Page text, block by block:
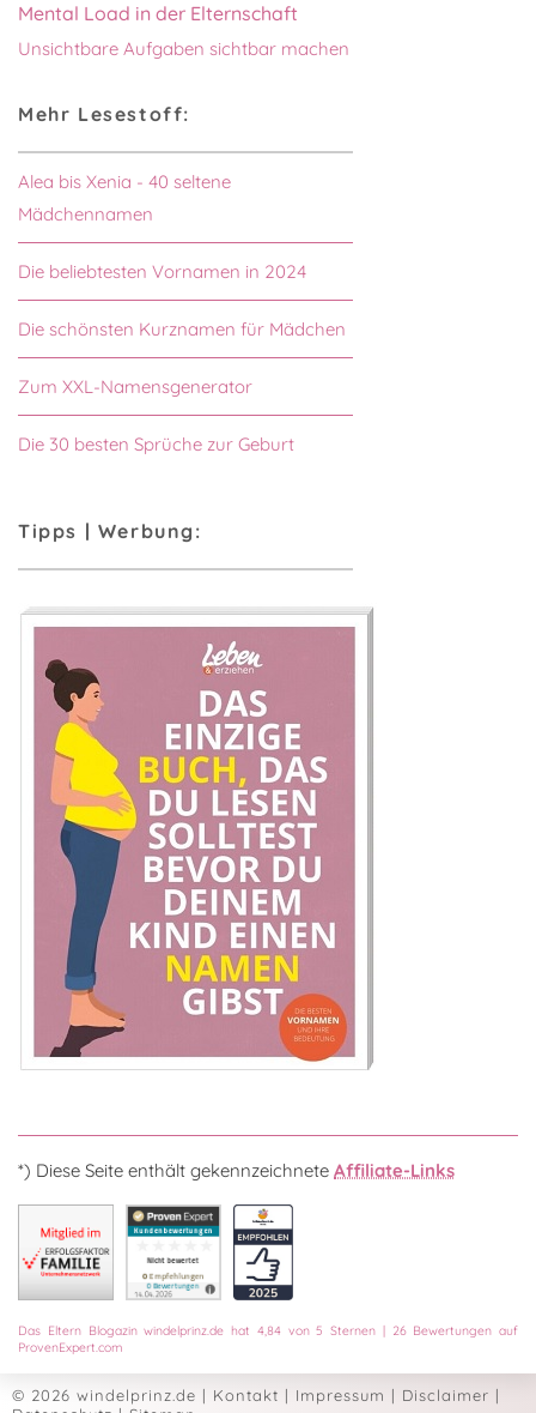
Mental Load in der Elternschaft
Unsichtbare Aufgaben sichtbar machen
Mehr Lesestoff:
Alea bis Xenia - 40 seltene
Mädchennamen
Die beliebtesten Vornamen in 2024
Die schönsten Kurznamen für Mädchen
Zum XXL-Namensgenerator
Die 30 besten Sprüche zur Geburt
Tipps | Werbung:
*) Diese Seite enthält gekennzeichnete Affiliate-Links
Das Eltern Blogazin windelprinz.de hat 4,84von5 Sternen | 26Bewertungen auf
ProvenExpert.com
© 2026 windelprinz.de | Kontakt | Impressum | Disclaimer |